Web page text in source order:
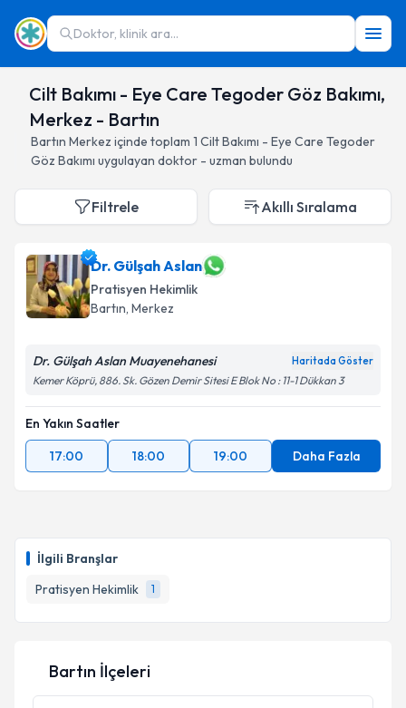
Doktor, klinik ara...
Cilt Bakımı - Eye Care Tegoder Göz Bakımı,
Merkez - Bartın
Bartın Merkez içinde toplam 1 Cilt Bakımı - Eye Care Tegoder
Göz Bakımı uygulayan doktor - uzman bulundu
İlgili Branşlar
Pratisyen Hekimlik
1
Filtrele Akıllı Sıralama
Dr. Gülşah Aslan
Pratisyen Hekimlik
Bartın, Merkez
Dr. Gülşah Aslan Muayenehanesi Haritada Göster
Kemer Köprü, 886. Sk. Gözen Demir Sitesi E Blok No : 11-1 Dükkan 3
En Yakın Saatler
17:00
18:00 19:00 Daha Fazla
Bartın İlçeleri